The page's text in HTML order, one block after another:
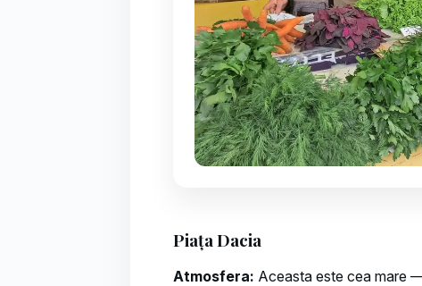
Piața Dacia
Atmosfera: Aceasta este cea mare